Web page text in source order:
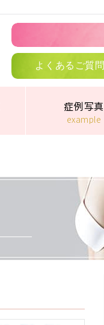
よくあるご質問
症例写真
example